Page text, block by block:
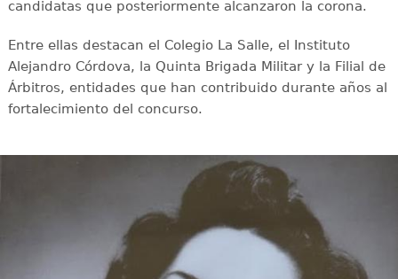
candidatas que posteriormente alcanzaron la corona.
Entre ellas destacan el Colegio La Salle, el Instituto
Alejandro Córdova, la Quinta Brigada Militar y la Filial de
Árbitros, entidades que han contribuido durante años al
fortalecimiento del concurso.